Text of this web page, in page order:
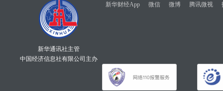
新华通讯社主管
中国经济信息社有限公司主办
新华财经App 微信 微博 腾讯微视